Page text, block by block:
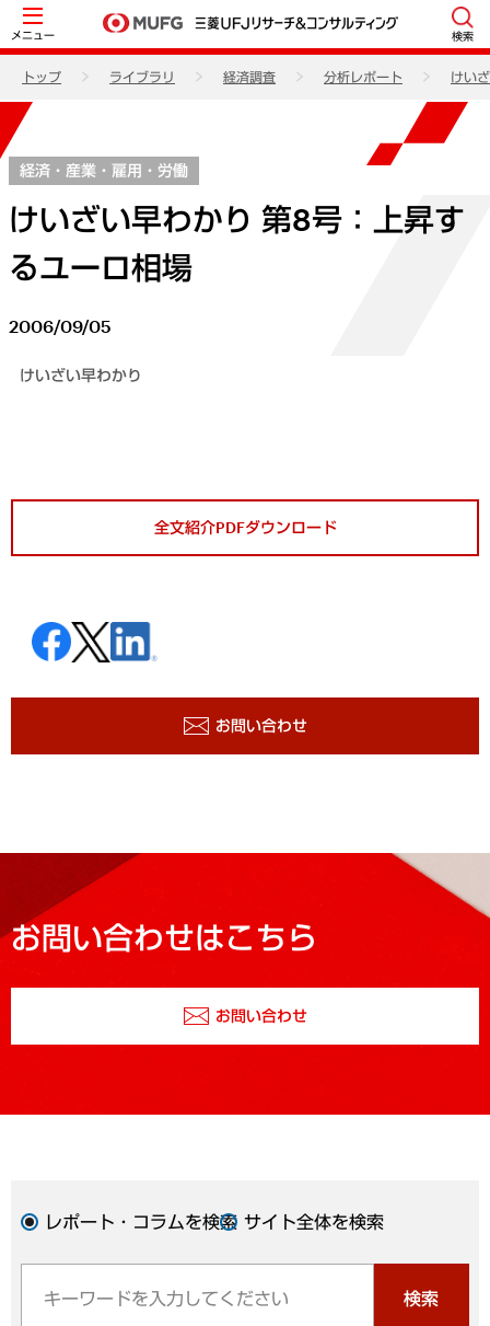
メニュー 検索
トップ ライブラリ 経済調査 分析レポート けい
経済・産業・雇用・労働
けいざい早わかり 第8号：上昇す
るユーロ相場
2006/09/05
けいざい早わかり
全文紹介PDFダウンロード
お問い合わせ
お問い合わせはこちら
お問い合わせ
レポート・コラムを検索 サイト全体を検索
検索